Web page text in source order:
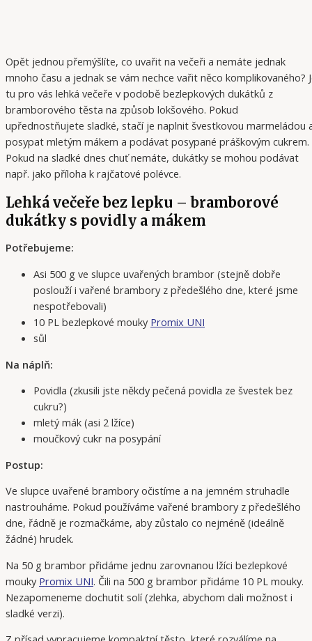
Opět jednou přemýšlíte, co uvařit na večeři a nemáte jednak
mnoho času a jednak se vám nechce vařit něco komplikovaného?
tu pro vás lehká večeře v podobě bezlepkových dukátků z
bramborového těsta na způsob lokšového. Pokud
upřednostňujete sladké, stačí je naplnit švestkovou marmeládou
posypat mletým mákem a podávat posypané práškovým cukrem.
Pokud na sladké dnes chuť nemáte, dukátky se mohou podávat
např. jako příloha k rajčatové polévce.
Lehká večeře bez lepku – bramborové
dukátky s povidly a mákem
Potřebujeme:
Asi 500 g ve slupce uvařených brambor (stejně dobře
poslouží i vařené brambory z předešlého dne, které jsme
nespotřebovali)
10 PL bezlepkové mouky Promix UNI
sůl
Na náplň:
Povidla (zkusili jste někdy pečená povidla ze švestek bez
cukru?)
mletý mák (asi 2 lžíce)
moučkový cukr na posypání
Postup:
Ve slupce uvařené brambory očistíme a na jemném struhadle
nastrouháme. Pokud používáme vařené brambory z předešlého
dne, řádně je rozmačkáme, aby zůstalo co nejméně (ideálně
žádné) hrudek.
Na 50 g brambor přidáme jednu zarovnanou lžíci bezlepkové
mouky Promix UNI. Čili na 500 g brambor přidáme 10 PL mouky.
Nezapomeneme dochutit solí (zlehka, abychom dali možnost i
sladké verzi).